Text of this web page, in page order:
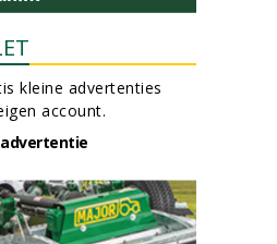
kleine advertenties
account.